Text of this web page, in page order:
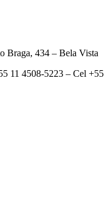
Braga, 434 – Bela Vista
11 4508-5223 – Cel +55